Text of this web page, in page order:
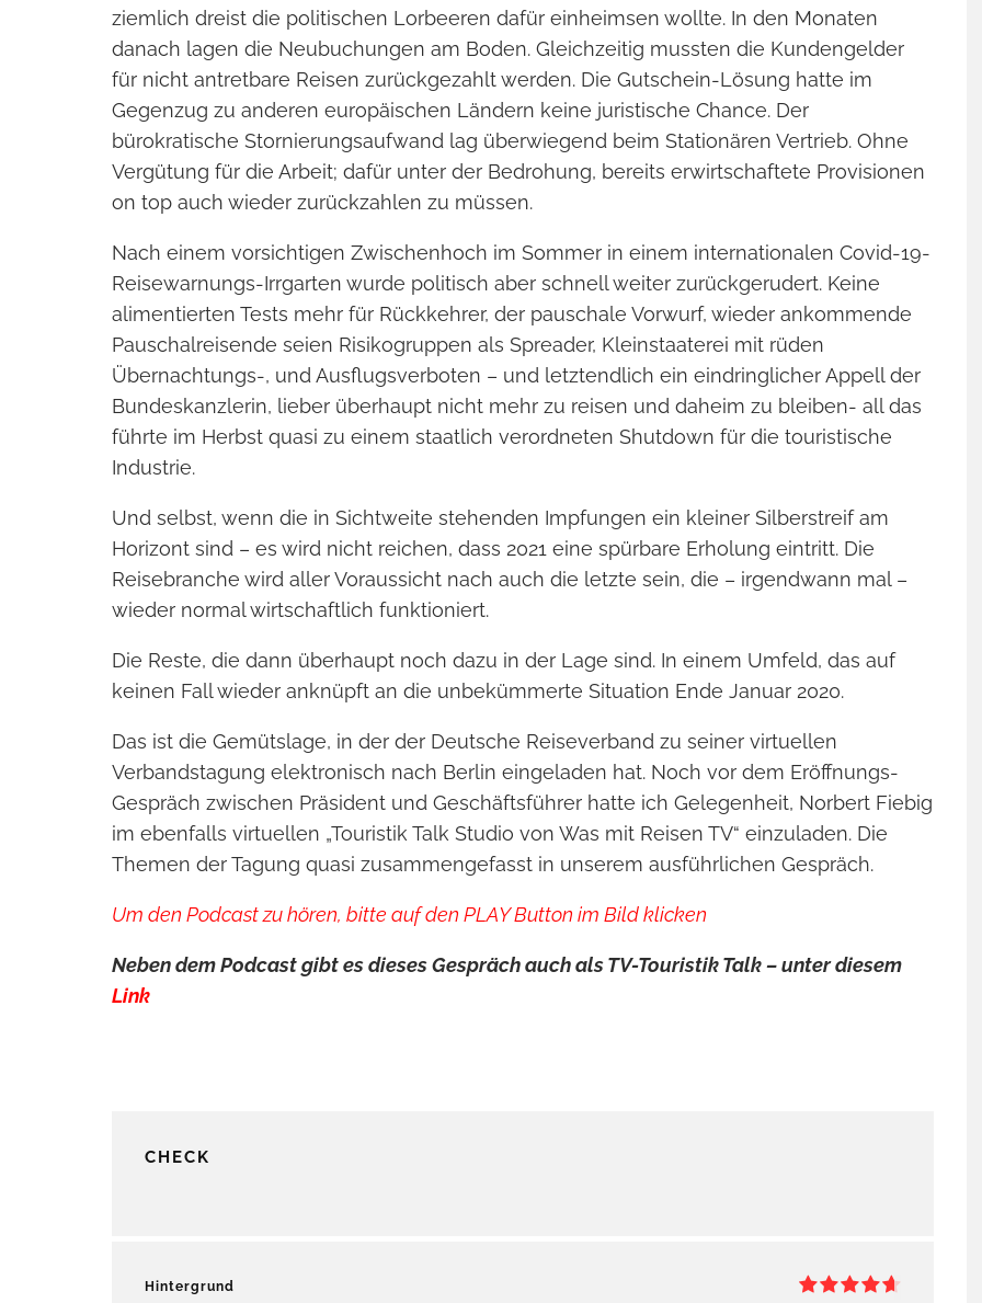
ziemlich dreist die politischen Lorbeeren dafür einheimsen wollte. In den Monaten
danach lagen die Neubuchungen am Boden. Gleichzeitig mussten die Kundengelder
für nicht antretbare Reisen zurückgezahlt werden. Die Gutschein-Lösung hatte im
Gegenzug zu anderen europäischen Ländern keine juristische Chance. Der
bürokratische Stornierungsaufwand lag überwiegend beim Stationären Vertrieb. Ohne
Vergütung für die Arbeit; dafür unter der Bedrohung, bereits erwirtschaftete Provisionen
on top auch wieder zurückzahlen zu müssen.
Nach einem vorsichtigen Zwischenhoch im Sommer in einem internationalen Covid-19-
Reisewarnungs-Irrgarten wurde politisch aber schnell weiter zurückgerudert. Keine
alimentierten Tests mehr für Rückkehrer, der pauschale Vorwurf, wieder ankommende
Pauschalreisende seien Risikogruppen als Spreader, Kleinstaaterei mit rüden
Übernachtungs-, und Ausflugsverboten – und letztendlich ein eindringlicher Appell der
Bundeskanzlerin, lieber überhaupt nicht mehr zu reisen und daheim zu bleiben- all das
führte im Herbst quasi zu einem staatlich verordneten Shutdown für die touristische
Industrie.
Und selbst, wenn die in Sichtweite stehenden Impfungen ein kleiner Silberstreif am
Horizont sind – es wird nicht reichen, dass 2021 eine spürbare Erholung eintritt. Die
Reisebranche wird aller Voraussicht nach auch die letzte sein, die – irgendwann mal –
wieder normal wirtschaftlich funktioniert.
Die Reste, die dann überhaupt noch dazu in der Lage sind. In einem Umfeld, das auf
keinen Fall wieder anknüpft an die unbekümmerte Situation Ende Januar 2020.
Das ist die Gemütslage, in der der Deutsche Reiseverband zu seiner virtuellen
Verbandstagung elektronisch nach Berlin eingeladen hat. Noch vor dem Eröffnungs-
Gespräch zwischen Präsident und Geschäftsführer hatte ich Gelegenheit, Norbert Fiebig
im ebenfalls virtuellen „Touristik Talk Studio von Was mit Reisen TV“ einzuladen. Die
Themen der Tagung quasi zusammengefasst in unserem ausführlichen Gespräch.
Um den Podcast zu hören, bitte auf den PLAY Button im Bild klicken
Neben dem Podcast gibt es dieses Gespräch auch als TV-Touristik Talk – unter diesem
Link
CHECK
Hintergrund
ROBINSON IN
Clubleben und Abenteuer
KANAREN –
Entschleunigt unterwegs
Gama